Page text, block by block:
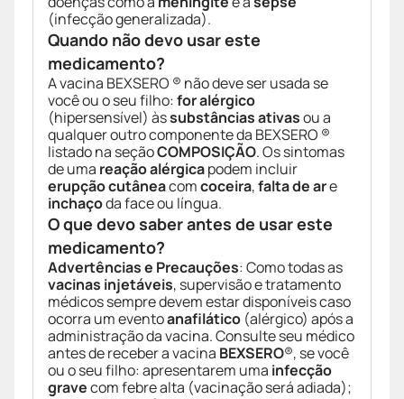
(infecção generalizada).
Quando não devo usar este
medicamento?
A vacina BEXSERO ® não deve ser usada se
você ou o seu filho:for alérgico
(hipersensível) àssubstâncias ativasou a
qualquer outro componente da BEXSERO ®
listado na seçãoCOMPOSIÇÃO. Os sintomas
de uma reação alérgicapodem incluir
erupção cutâneacomcoceira,falta de are
inchaçoda face ou língua.
O que devo saber antes de usar este
medicamento?
Advertências e Precauções: Como todas as
vacinas injetáveis, supervisão e tratamento
médicos sempre devem estar disponíveis caso
ocorra um eventoanafilático (alérgico) após a
administração da vacina. Consulte seu médico
antes de receber a vacina BEXSERO®, se você
ou o seu filho: apresentarem uma infecção
gravecom febre alta (vacinação será adiada);